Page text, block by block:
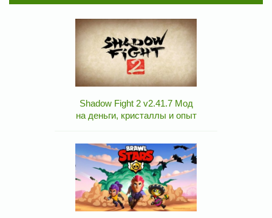
Shadow Fight 2 v2.41.7 Мод
на деньги, кристаллы и опыт